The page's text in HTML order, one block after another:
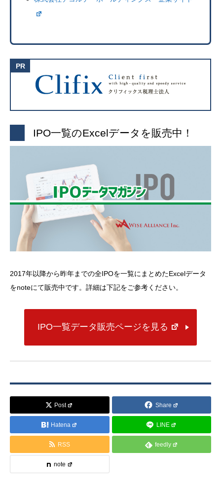
IPO一覧のExcelデータを販売中！
2017年以降から昨年までの全IPOを一覧にまとめたExcelデータ
をnoteにて販売中です。詳細は下記をご参考ください。
IPO一覧データ販売ページを見る
Post Share
Hatena LINE
RSS feedly
note